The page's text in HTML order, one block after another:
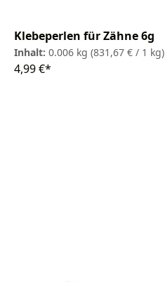
Klebeperlen für Zähne 6g
Inhalt: 0.006 kg (831,67 € / 1 kg)
4,99 €*